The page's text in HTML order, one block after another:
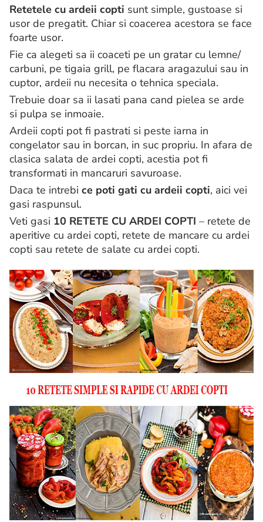
Retetele cu ardeii copti sunt simple, gustoase si
usor de pregatit. Chiar si coacerea acestora se face
foarte usor.
Fie ca alegeti sa ii coaceti pe un gratar cu lemne/
carbuni, pe tigaia grill, pe flacara aragazului sau in
cuptor, ardeii nu necesita o tehnica speciala.
Trebuie doar sa ii lasati pana cand pielea se arde
si pulpa se inmoaie.
Ardeii copti pot fi pastrati si peste iarna in
congelator sau in borcan, in suc propriu. In afara de
clasica salata de ardei copti, acestia pot fi
transformati in mancaruri savuroase.
Daca te intrebi ce poti gati cu ardeii copti, aici vei
gasi raspunsul.
Veti gasi 10 RETETE CU ARDEI COPTI – retete de
aperitive cu ardei copti, retete de mancare cu ardei
copti sau retete de salate cu ardei copti.